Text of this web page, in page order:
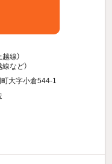
越線）
線など）
大字小倉544-1